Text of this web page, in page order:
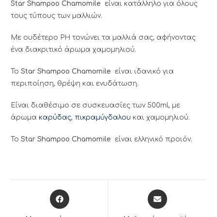
Star Shampoo Chamomile είναι κατάλληλο για όλους
τους τύπους των μαλλιών.
Με ουδέτερο PH τονώνει τα μαλλιά σας, αφήνοντας
ένα διακριτικό άρωμα χαμομηλιού.
Το Star Shampoo Chamomile είναι ιδανικό για
περιποίηση, θρέψη και ενυδάτωση.
Είναι διαθέσιμο σε συσκευασίες των 500ml, με
άρωμακαρύδας,πικραμύγδαλου και χαμομηλιού.
Το Star Shampoo Chamomile είναι ελληνικό προιόν.
Opens
in
Opens
in